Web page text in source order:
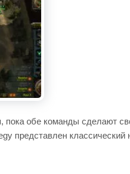
пока обе команды сделают
представлен классический